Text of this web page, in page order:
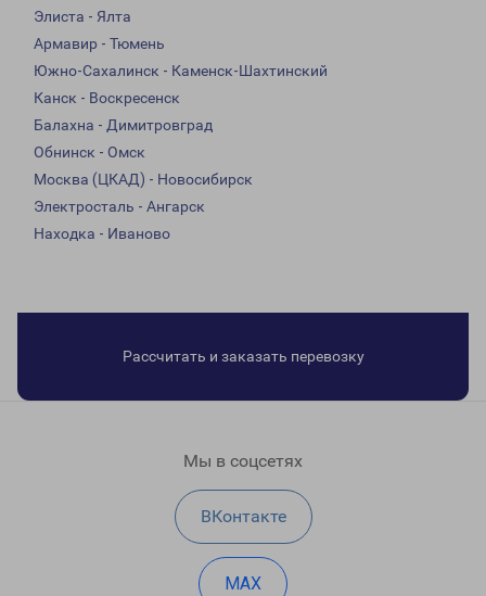
Элиста - Ялта
Армавир - Тюмень
Южно-Сахалинск - Каменск-Шахтинский
Канск - Воскресенск
Балахна - Димитровград
Обнинск - Омск
Москва (ЦКАД) - Новосибирск
Электросталь - Ангарск
Находка - Иваново
Рассчитать и заказать перевозку
Мы в соцсетях
ВКонтакте
MAX